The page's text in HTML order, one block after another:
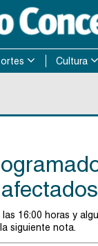
Cultura
16:00 horas y
siguiente nota.